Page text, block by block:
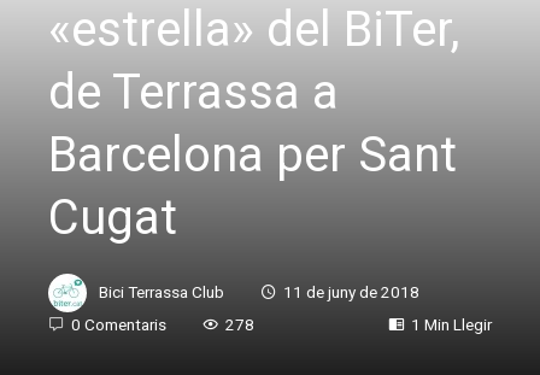
«estrella» del BiTer,
de Terrassa a
Barcelona per Sant
Cugat
Bici Terrassa Club
11 de juny de 2018
0 Comentaris
278 1 Min Llegir